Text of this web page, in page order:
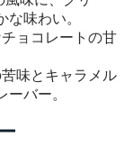
な味わい。
ョコレートの甘
味とキャラメル
バー。